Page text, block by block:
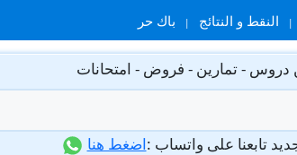
النقط و النتائج باك حر
- تمارين - فروض - امتحانات
تابعنا على واتساب :اضغط هنا